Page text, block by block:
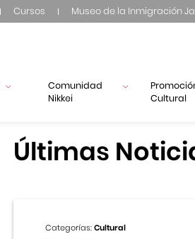
Cursos Museo de la Inmigración
Comunidad
Nikkei
Cultural
Últimas
Categorías:Cultural